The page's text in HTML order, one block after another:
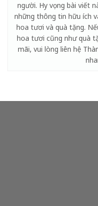
người. Hy vọng bài viết
những thông tin hữu ích
hoa tươi và quà tặng.
hoa tươi cũng như quà
mãi, vui lòng liên hệ